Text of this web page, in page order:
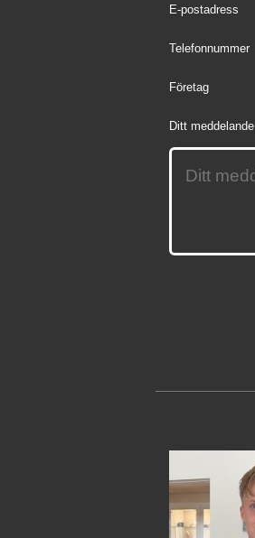
E-postadress
Telefonnummer
Företag
Ditt meddelande